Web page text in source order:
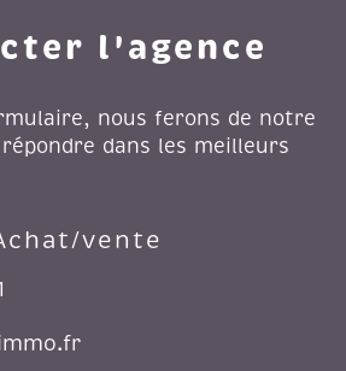
l'agence
nous ferons de notre
dans les meilleurs
vente